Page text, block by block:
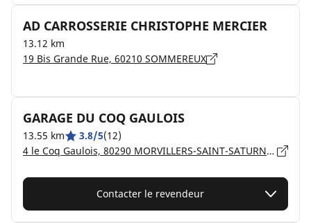
AD CARROSSERIE CHRISTOPHE MERCIER
13.12 km
19 Bis Grande Rue, 60210 SOMMEREUX
GARAGE DU COQ GAULOIS
13.55 km 3.8/5(12)
4 le Coq Gaulois, 80290 MORVILLERS-SAINT-SATURNIN
Contacter le revendeur